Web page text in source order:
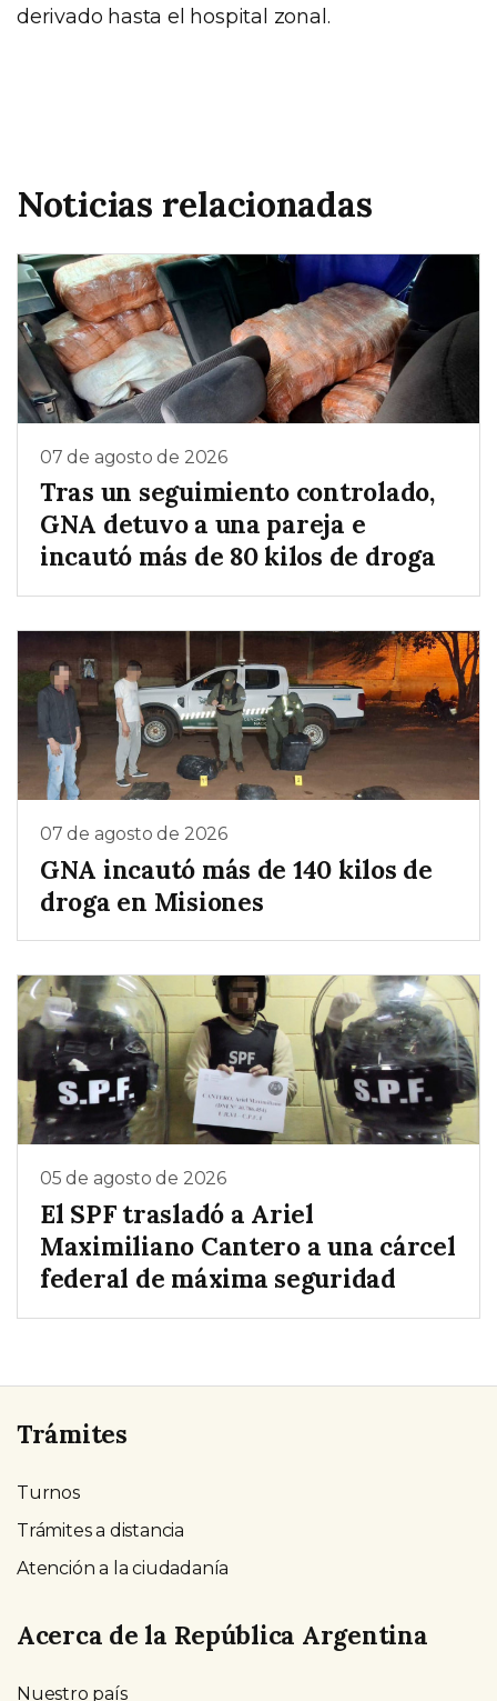
derivado hasta el hospital zonal.
Noticias relacionadas
07 de agosto de 2026
Tras un seguimiento controlado,
GNA detuvo a una pareja e
incautó más de 80 kilos de droga
07 de agosto de 2026
GNA incautó más de 140 kilos de
droga en Misiones
05 de agosto de 2026
El SPF trasladó a Ariel
Maximiliano Cantero a una cárcel
federal de máxima seguridad
Trámites
Turnos
Trámites a distancia
Atención a la ciudadanía
Acerca de la República Argentina
Nuestro país